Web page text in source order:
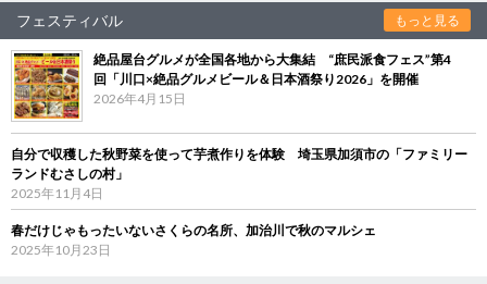
フェスティバル もっと見る
絶品屋台グルメが全国各地から大集結 “庶民派食フェス”第4
回「川口×絶品グルメビール＆日本酒祭り2026」を開催
2026年4月15日
自分で収穫した秋野菜を使って芋煮作りを体験 埼玉県加須市の「ファミリー
ランドむさしの村」
2025年11月4日
春だけじゃもったいないさくらの名所、加治川で秋のマルシェ
2025年10月23日